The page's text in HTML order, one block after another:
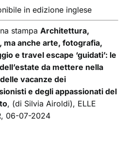
in edizione inglese
stampaArchitettura,
ma anche arte, fotografia,
e travel escape ‘guidati’: le
da mettere nella
vacanze dei
e degli appassionati del
, (di Silvia Airoldi), ELLE
06-07-2024